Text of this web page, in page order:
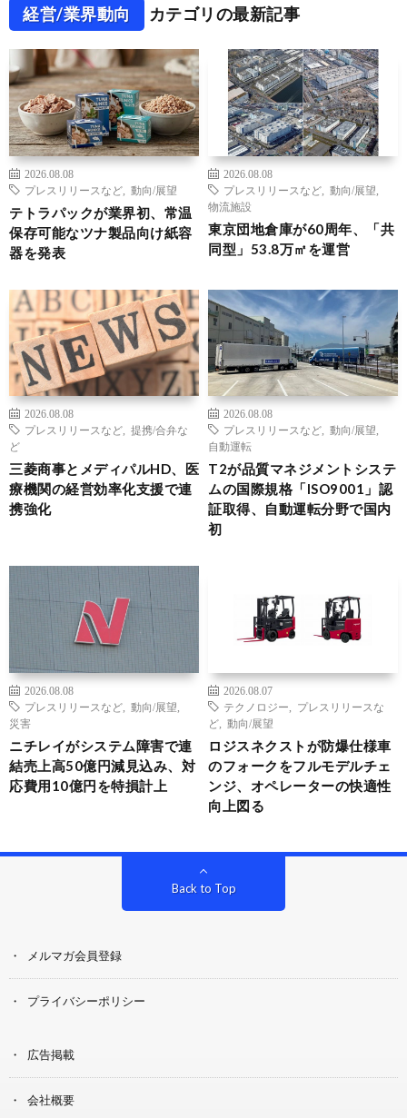
経営/業界動向 カテゴリの最新記事
2026.08.08
プレスリリースなど
動向/展望
テトラパックが業界初、常温
保存可能なツナ製品向け紙容
器を発表
2026.08.08
プレスリリースなど
動向/展望
物流施設
東京団地倉庫が60周年、「共
同型」53.8万㎡を運営
2026.08.08
プレスリリースなど
提携/合弁な
ど
三菱商事とメディパルHD、医
療機関の経営効率化支援で連
携強化
2026.08.08
プレスリリースなど
動向/展望
自動運転
T2が品質マネジメントシステ
ムの国際規格「ISO9001」認
証取得、自動運転分野で国内
初
2026.08.08
プレスリリースなど
動向/展望
災害
ニチレイがシステム障害で連
結売上高50億円減見込み、対
応費用10億円を特損計上
2026.08.07
テクノロジー
プレスリリースな
ど
動向/展望
ロジスネクストが防爆仕様車
のフォークをフルモデルチェ
ンジ、オペレーターの快適性
向上図る
Back to Top
メルマガ会員登録
プライバシーポリシー
広告掲載
会社概要